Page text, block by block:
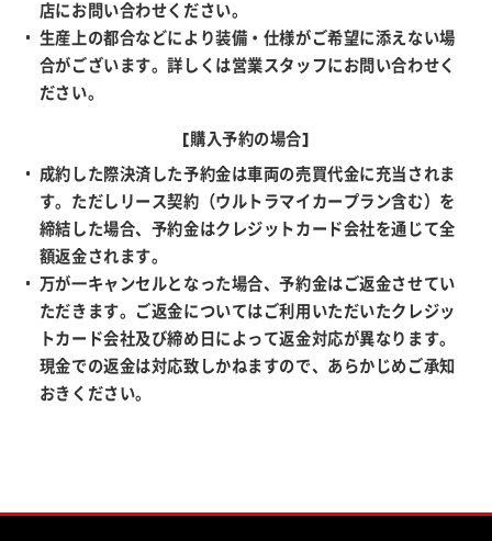
店にお問い合わせください。
生産上の都合などにより装備・仕様がご希望に添えない場
合がございます。詳しくは営業スタッフにお問い合わせく
ださい。
[購入予約の場合]
成約した際決済した予約金は車両の売買代金に充当されま
す。ただしリース契約（ウルトラマイカープラン含む）を
締結した場合、予約金はクレジットカード会社を通じて全
額返金されます。
万が一キャンセルとなった場合、予約金はご返金させてい
ただきます。ご返金についてはご利用いただいたクレジッ
トカード会社及び締め日によって返金対応が異なります。
現金での返金は対応致しかねますので、あらかじめご承知
おきください。